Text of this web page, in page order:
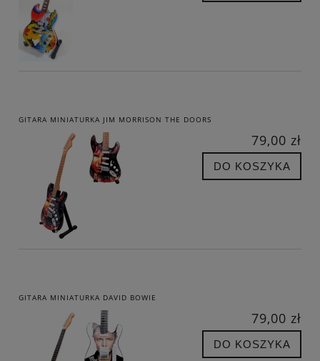
GITARA MINIATURKA JIM MORRISON THE DOORS
79,00 zł
DO KOSZYKA
GITARA MINIATURKA DAVID BOWIE
79,00 zł
DO KOSZYKA